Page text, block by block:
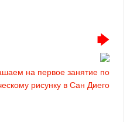
на первое занятие по
рисунку в Сан Диего